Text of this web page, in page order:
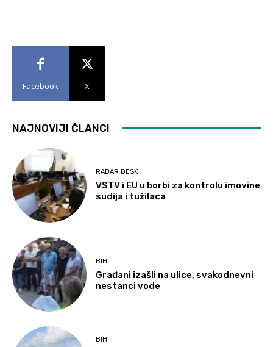
Facebook X
NAJNOVIJI ČLANCI
RADAR DESK
VSTV i EU u borbi za kontrolu imovine
sudija i tužilaca
BIH
Građani izašli na ulice, svakodnevni
nestanci vode
BIH